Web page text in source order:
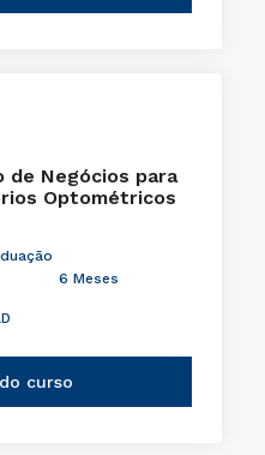
de Negócios para
Optométricos
6 Meses
curso